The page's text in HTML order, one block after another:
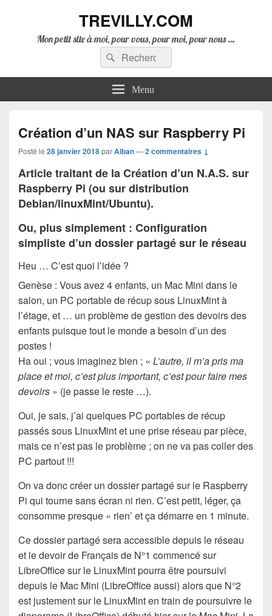
TREVILLY.COM
Mon petit site à moi, pour vous, pour moi, pour nous …
Recherche :
Rechercher
Menu
Création d’un NAS sur Raspberry Pi
Posté le 28 janvier 2018parAlban—2 commentaires ↓
Article traitant de la Création d’un N.A.S. sur
Raspberry Pi (ou sur distribution
Debian/linuxMint/Ubuntu).
Ou, plus simplement : Configuration
simpliste d’un dossier partagé sur le réseau
Heu … C’est quoi l’idée ?
Genèse : Vous avez 4 enfants, un Mac Mini dans le
salon, un PC portable de récup sous LinuxMint à
l’étage, et … un problème de gestion des devoirs des
enfants puisque tout le monde a besoin d’un des
postes !
Ha oui ; vous imaginez bien ; « L’autre, il m’a pris ma
place et moi, c’est plus important, c’est pour faire mes
devoirs » (je passe le reste …).
Oui, je sais, j’ai quelques PC portables de récup
passés sous LinuxMint et une prise réseau par pièce,
mais ce n’est pas le problème ; on ne va pas coller des
PC partout !!!
On va donc créer un dossier partagé sur le Raspberry
Pi qui tourne sans écran ni rien. C’est petit, léger, ça
consomme presque « rien’ et ça démarre en 1 minute.
Ce dossier partagé sera accessible depuis le réseau
et le devoir de Français de N°1 commencé sur
LibreOffice sur le LinuxMint pourra être poursuivi
depuis le Mac Mini (LibreOffice aussi) alors que N°2
est justement sur le LinuxMint en train de poursuivre le